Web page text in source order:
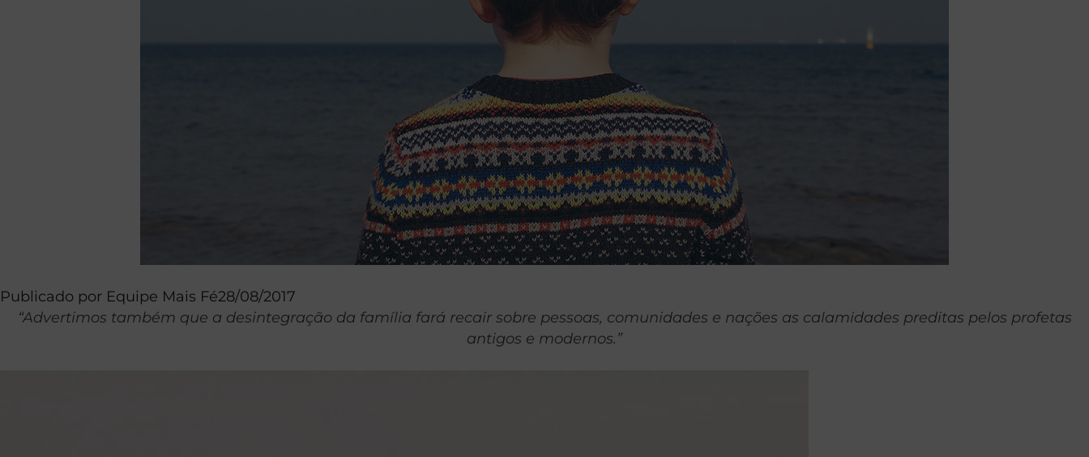
Publicado por Equipe Mais Fé28/08/2017
“Advertimos também que a desintegração da família fará recair sobre pessoas, comunidades e nações as calamidades preditas pelos profetas
antigos e modernos.”